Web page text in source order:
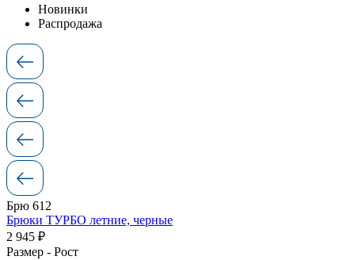
Новинки
Распродажа
Брю 612
Брюки ТУРБО летние, черные
2 945 ₽
Размер - Рост